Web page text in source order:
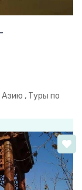
Азию , Туры по